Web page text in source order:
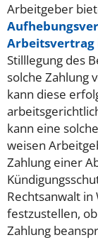
Arbeitgeber
Arbeitsvertrag
Stilllegung des
solche Zahlung
kann diese
kann eine
weisen
Zahlung einer
Rechtsanwalt
festzustellen,
Zahlung